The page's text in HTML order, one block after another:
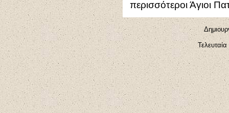
περισσότεροι Άγιοι